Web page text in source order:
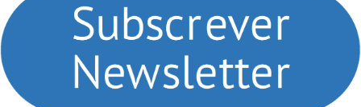
automobilismo nacional
continua em 2026